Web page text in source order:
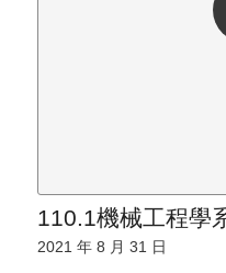
110.1機械工程學
2021 年 8 月 31 日